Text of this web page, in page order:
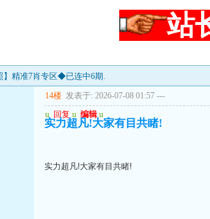
站
】精准7肖专区◆已连中6期.
14楼 发表于: 2026-07-08 01:57 ---
u 回复 u 编辑 u
实力超凡!大家有目共睹!
实力超凡!大家有目共睹!